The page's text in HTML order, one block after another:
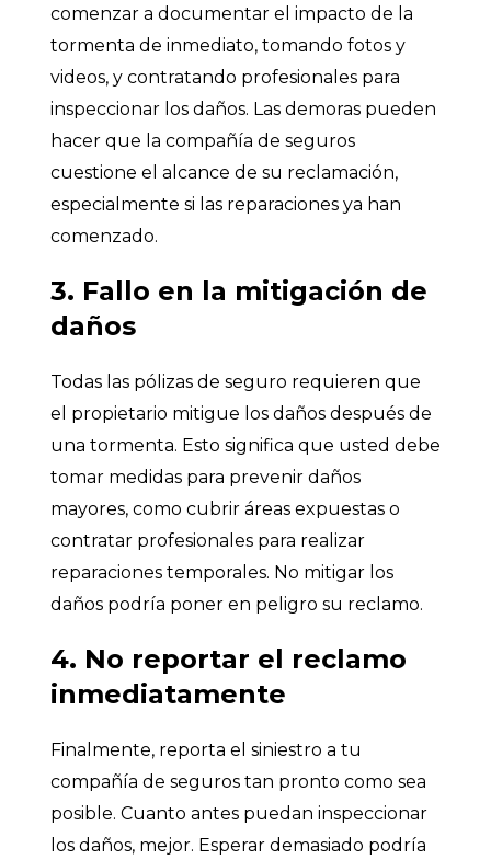
comenzar a documentar el impacto de la
tormenta de inmediato, tomando fotos y
videos, y contratando profesionales para
inspeccionar los daños. Las demoras pueden
hacer que la compañía de seguros
cuestione el alcance de su reclamación,
especialmente si las reparaciones ya han
comenzado.
3. Fallo en la mitigación de
daños
Todas las pólizas de seguro requieren que
el propietario mitigue los daños después de
una tormenta. Esto significa que usted debe
tomar medidas para prevenir daños
mayores, como cubrir áreas expuestas o
contratar profesionales para realizar
reparaciones temporales. No mitigar los
daños podría poner en peligro su reclamo.
4. No reportar el reclamo
inmediatamente
Finalmente, reporta el siniestro a tu
compañía de seguros tan pronto como sea
posible. Cuanto antes puedan inspeccionar
los daños, mejor. Esperar demasiado podría